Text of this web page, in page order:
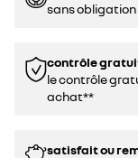
sans obligation
contrôle
le contrôle
achat**
satisfait ou